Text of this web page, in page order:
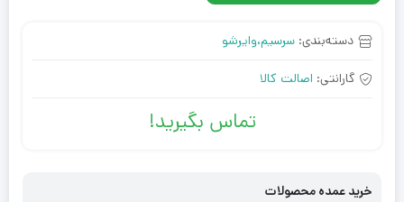
دسته‌بندی: سرسیم،وایرشو
گارانتی: اصالت کالا
تماس بگیرید!
خرید عمده محصولات